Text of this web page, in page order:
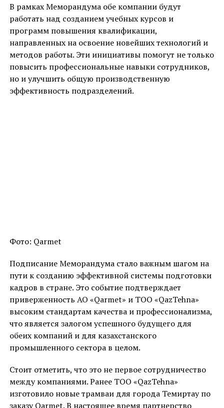
В рамках Меморандума обе компании будут
работать над созданием учебных курсов и
программ повышения квалификации,
направленных на освоение новейших технологий и
методов работы. Эти инициативы помогут не только
повысить профессиональные навыки сотрудников,
но и улучшить общую производственную
эффективность подразделений.
Фото: Qarmet
Подписание Меморандума стало важным шагом на
пути к созданию эффективной системы подготовки
кадров в стране. Это событие подтверждает
приверженность АО «Qarmet» и ТОО «QazTehna»
высоким стандартам качества и профессионализма,
что является залогом успешного будущего для
обеих компаний и для казахстанского
промышленного сектора в целом.
Стоит отметить, что это не первое сотрудничество
между компаниями. Ранее ТОО «QazTehna»
изготовило новые трамваи для города Темиртау по
заказу Qarmet. В настоящее время партнерство